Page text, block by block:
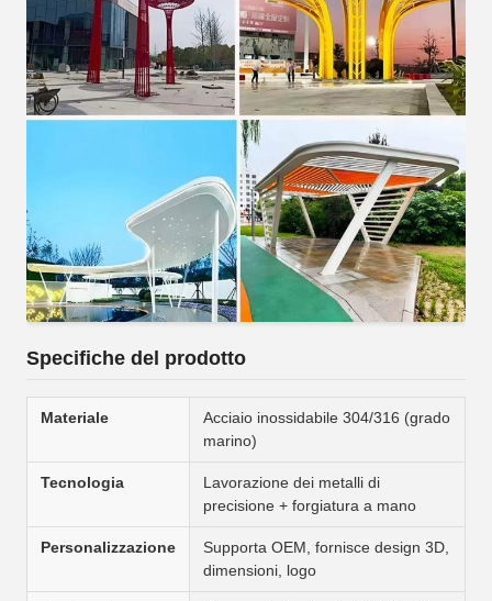
Specifiche del prodotto
Materiale
Acciaio inossidabile 304/316 (grado
marino)
Tecnologia
Lavorazione dei metalli di
precisione + forgiatura a mano
Personalizzazione
Supporta OEM, fornisce design 3D,
dimensioni, logo